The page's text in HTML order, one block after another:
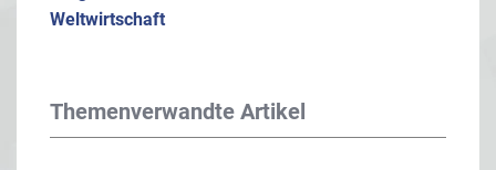
Weltwirtschaft
Themenverwandte Artikel